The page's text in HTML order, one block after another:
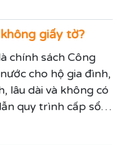
giấy tờ?
chính sách Công
cho hộ gia đình,
lâu dài và không có
quy trình cấp sổ